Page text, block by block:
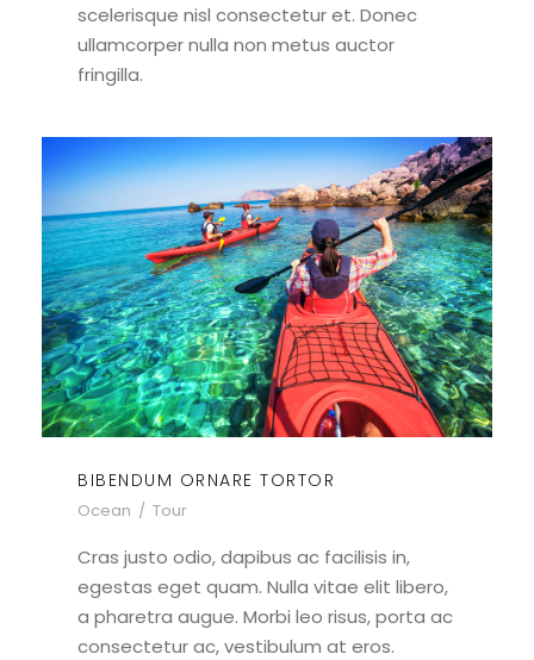
scelerisque nisl consectetur et. Donec
ullamcorper nulla non metus auctor
fringilla.
BIBENDUM ORNARE TORTOR
Ocean / Tour
Cras justo odio, dapibus ac facilisis in,
egestas eget quam. Nulla vitae elit libero,
a pharetra augue. Morbi leo risus, porta ac
consectetur ac, vestibulum at eros.